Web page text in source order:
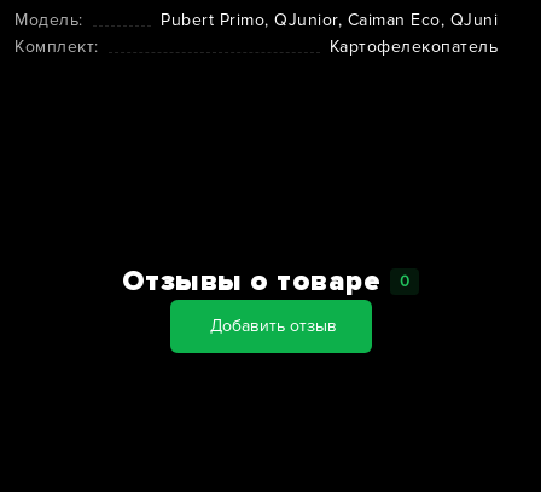
Модель:
Pubert Primo, QJunior, Caiman Eco, QJuni
Комплект:
Картофелекопатель
Отзывы о товаре 0
Добавить отзыв